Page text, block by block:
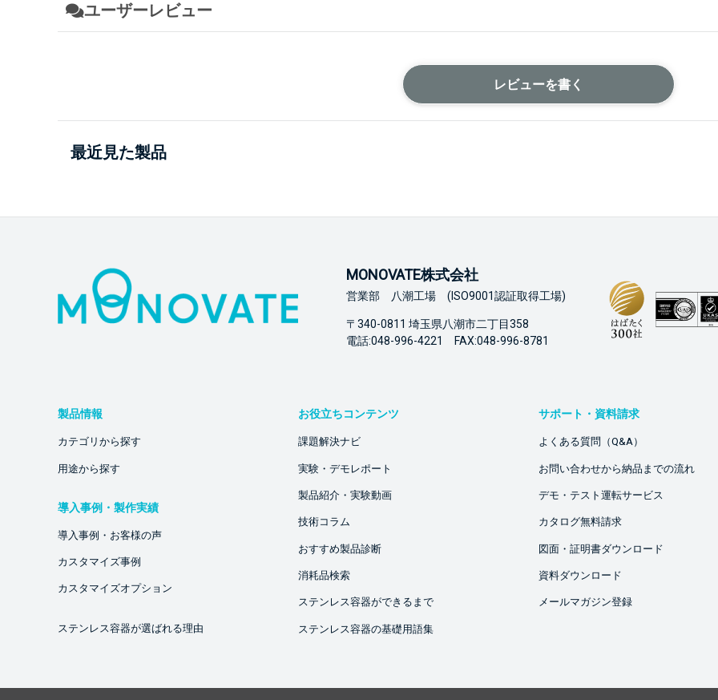
ユーザーレビュー
レビューを書く
最近見た製品
MONOVATE株式会社
営業部 八潮工場 (ISO9001認証取得工場)
〒340-0811 埼玉県八潮市二丁目358
電話:048-996-4221 FAX:048-996-8781
製品情報
カテゴリから探す
用途から探す
導入事例・製作実績
導入事例・お客様の声
カスタマイズ事例
カスタマイズオプション
ステンレス容器が選ばれる理由
お役立ちコンテンツ
課題解決ナビ
実験・デモレポート
製品紹介・実験動画
技術コラム
おすすめ製品診断
消耗品検索
ステンレス容器ができるまで
ステンレス容器の基礎用語集
サポート・資料請求
よくある質問（Q&A）
お問い合わせから納品までの流れ
デモ・テスト運転サービス
カタログ無料請求
図面・証明書ダウンロード
資料ダウンロード
メールマガジン登録